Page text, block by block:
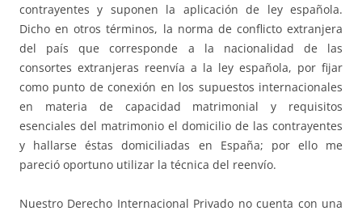
contrayentes y suponen la aplicación de ley española.
Dicho en otros términos, la norma de conflicto extranjera
del país que corresponde a la nacionalidad de las
consortes extranjeras reenvía a la ley española, por fijar
como punto de conexión en los supuestos internacionales
en materia de capacidad matrimonial y requisitos
esenciales del matrimonio el domicilio de las contrayentes
y hallarse éstas domiciliadas en España; por ello me
pareció oportuno utilizar la técnica del reenvío.
Nuestro Derecho Internacional Privado no cuenta con una